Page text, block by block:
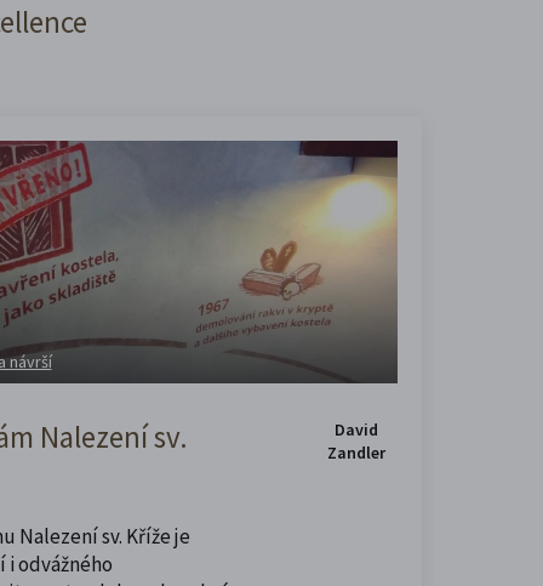
návrší
Nalezení sv.
Nalezení sv. Kříže je
odvážného
David
Zandler